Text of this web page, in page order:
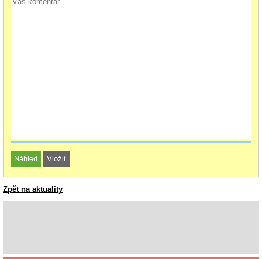
Zpět na aktuality